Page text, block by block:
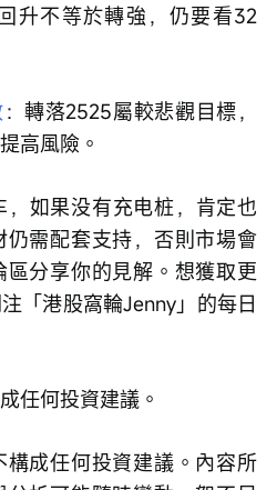
升不等於轉強，仍要看32
：轉落2525屬較悲觀目標，
高風險。
，如果没有充电桩，肯定也
需配套支持，否則市場會
分享你的見解。想獲取更
「港股窩輪Jenny」的每日
任何投資建議。
成任何投資建議。內容所